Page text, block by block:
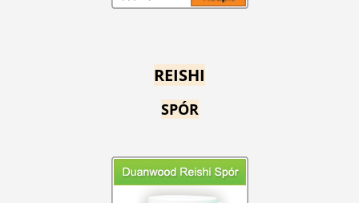
REISHI
SPÓR